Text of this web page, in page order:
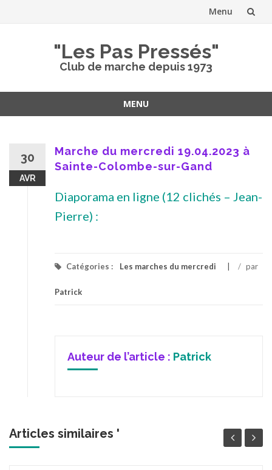
Menu
"Les Pas Pressés"
Club de marche depuis 1973
MENU
30
AVR
Marche du mercredi 19.04.2023 à
Sainte-Colombe-sur-Gand
Diaporama en ligne (12 clichés – Jean-
Pierre) :
Catégories : Les marches du mercredi / par
Patrick
Auteur de l’article : Patrick
Articles similaires '